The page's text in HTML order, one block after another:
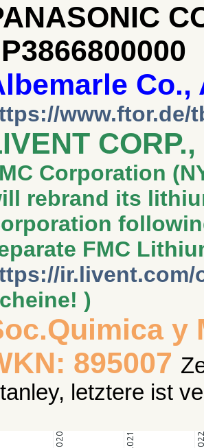
Co.,
www.ftor.de/
Corporation
rebrand its
FMC
ir.livent.com/
)
y
895007
letztere ist